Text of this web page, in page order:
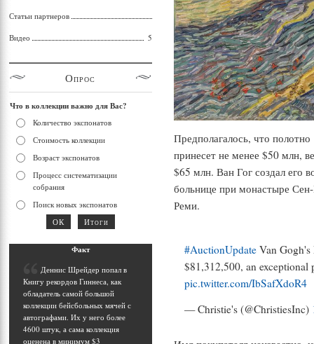
Предполагалось, что
принесет не менее $50 млн,
$65 млн. Ван Гог создал его
больнице при монастыре
Реми.
#AuctionUpdate Van Gogh's
$81,312,500, an exceptional
pic.twitter.com/IbSafXdoR4
— Christie's (@ChristiesInc)
Статьи партнеров
Видео 5
Опрос
Что в коллекции важно для Вас?
Количество экспонатов
Стоимость коллекции
Возраст экспонатов
Процесс систематизации
собрания
Поиск новых экспонатов
Факт
Деннис Шрейдер попал в
Книгу рекордов Гиннеса, как
обладатель самой большой
коллекции бейсбольных мячей с
автографами. Их у него более
4600 штук, а сама коллекция
оценена в минимум $3